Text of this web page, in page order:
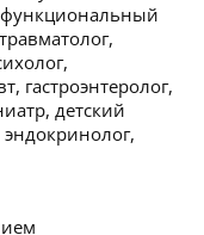
функциональный
гастроэнтеролог,
детский